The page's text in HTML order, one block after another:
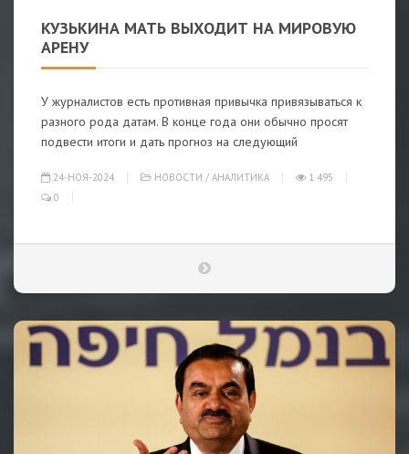
КУЗЬКИНА МАТЬ ВЫХОДИТ НА МИРОВУЮ
АРЕНУ
У журналистов есть противная привычка привязываться к
разного рода датам. В конце года они обычно просят
подвести итоги и дать прогноз на следующий
24-НОЯ-2024 НОВОСТИ / АНАЛИТИКА
1 495
0